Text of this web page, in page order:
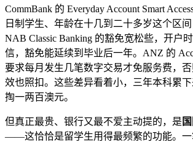
CommBank 的 Everyday Account Smart
日制学生、年龄在十几到二十多岁这个区间
NAB Classic Banking 的豁免宽松些，开户
信，豁免能延续到毕业后一年。ANZ 的
要求每月发生几笔数字交易才免服务费，
效也照扣。这些差异看着小，三年本科累
掏一两百澳元。
但真正最贵、银行又最不爱主动提的，是
——这恰恰是留学生用得最频繁的功能。一